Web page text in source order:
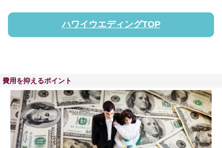
ハワイウエディングTOP
費用を抑えるポイント